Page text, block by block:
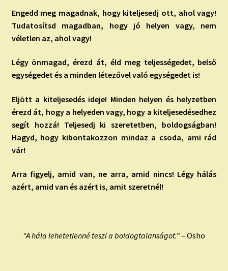
Engedd meg magadnak, hogy kiteljesedj ott, ahol vagy!
Tudatosítsd magadban, hogy jó helyen vagy, nem
véletlen az, ahol vagy!
Légy önmagad, érezd át, éld meg teljességedet, belső
egységedet és a minden létezővel való egységedet is!
Eljött a kiteljesedés ideje! Minden helyen és helyzetben
érezd át, hogy a helyeden vagy, hogy a kiteljesedésedhez
segít hozzá! Teljesedj ki szeretetben, boldogságban!
Hagyd, hogy kibontakozzon mindaz a csoda, ami rád
vár!
Arra figyelj, amid van, ne arra, amid nincs! Légy hálás
azért, amid van és azért is, amit szeretnél!
“A hála lehetetlenné teszi a boldogtalanságot.”– Osho